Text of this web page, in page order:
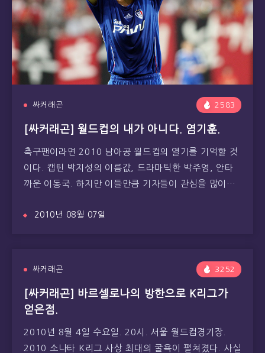
싸커래곤 2583
[싸커래곤] 월드컵의 내가 아니다. 염기훈.
축구팬이라면 2010 남아공 월드컵의 열기를 기억할 것
이다. 캡틴 박지성의 이름값, 드라마틱한 박주영, 안타
까운 이동국. 하지만 이들만큼 기자들이 관심을 많이…
2010년 08월 07일
싸커래곤 3252
[싸커래곤] 바르셀로나의 방한으로 K리그가
얻은점.
2010년 8월 4일 수요일. 20시. 서울 월드컵경기장.
2010 소나타 K리그 사상 최대의 굴욕이 펼쳐졌다. 사실